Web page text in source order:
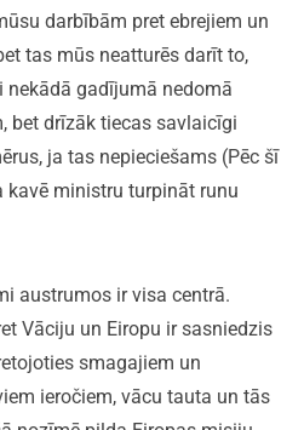
darbībām pret ebrejiem un
tas mūs neatturēs darīt to,
nekādā gadījumā nedomā
bet drīzāk tiecas savlaicīgi
ja tas nepieciešams (Pēc šī
ministru turpināt runu
austrumos ir visa centrā.
Vāciju un Eiropu ir sasniedzis
smagajiem un
ieročiem, vācu tauta un tās